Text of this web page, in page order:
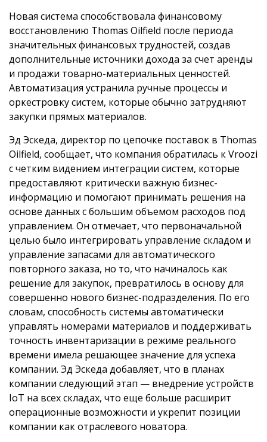
Новая система способствовала финансовому
восстановлению Thomas Oilfield после периода
значительных финансовых трудностей, создав
дополнительные источники дохода за счет аренды
и продажи товарно-материальных ценностей.
Автоматизация устранила ручные процессы и
оркестровку систем, которые обычно затрудняют
закупки прямых материалов.
Эд Эскеда, директор по цепочке поставок в Thomas
Oilfield, сообщает, что компания обратилась к Vroozi
с четким видением интеграции систем, которые
предоставляют критически важную бизнес-
информацию и помогают принимать решения на
основе данных с большим объемом расходов под
управлением. Он отмечает, что первоначальной
целью было интегрировать управление складом и
управление запасами для автоматического
повторного заказа, но то, что начиналось как
решение для закупок, превратилось в основу для
совершенно нового бизнес-подразделения. По его
словам, способность системы автоматически
управлять номерами материалов и поддерживать
точность инвентаризации в режиме реального
времени имела решающее значение для успеха
компании. Эд Эскеда добавляет, что в планах
компании следующий этап — внедрение устройств
IoT на всех складах, что еще больше расширит
операционные возможности и укрепит позиции
компании как отраслевого новатора.